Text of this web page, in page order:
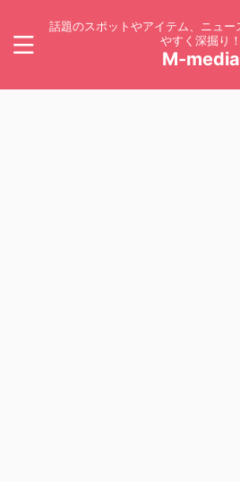
話題のスポットやアイテム、ニュー
やすく深掘り！
M-media